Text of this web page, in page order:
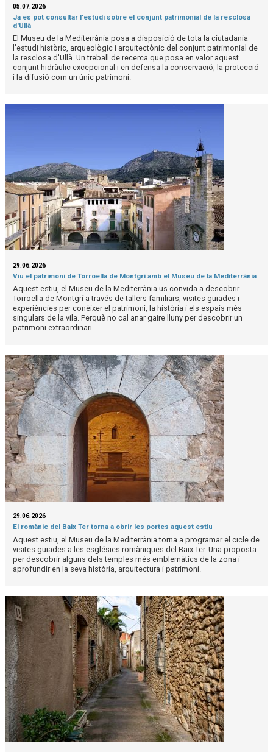
05.07.2026
Ja es pot consultar l'estudi sobre el conjunt patrimonial de la resclosa
d'Ullà
El Museu de la Mediterrània posa a disposició de tota la ciutadania
l'estudi històric, arqueològic i arquitectònic del conjunt patrimonial de
la resclosa d'Ullà. Un treball de recerca que posa en valor aquest
conjunt hidràulic excepcional i en defensa la conservació, la protecció
i la difusió com un únic patrimoni.
29.06.2026
Viu el patrimoni de Torroella de Montgrí amb el Museu de la Mediterrània
Aquest estiu, el Museu de la Mediterrània us convida a descobrir
Torroella de Montgrí a través de tallers familiars, visites guiades i
experiències per conèixer el patrimoni, la història i els espais més
singulars de la vila. Perquè no cal anar gaire lluny per descobrir un
patrimoni extraordinari.
29.06.2026
El romànic del Baix Ter torna a obrir les portes aquest estiu
Aquest estiu, el Museu de la Mediterrània torna a programar el cicle de
visites guiades a les esglésies romàniques del Baix Ter. Una proposta
per descobrir alguns dels temples més emblemàtics de la zona i
aprofundir en la seva història, arquitectura i patrimoni.